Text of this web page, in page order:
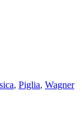
, Piglia, Wagner